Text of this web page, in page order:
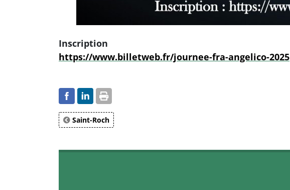
Inscription
https://www.billetweb.fr/journee-fra-angelico-2025
Saint-Roch